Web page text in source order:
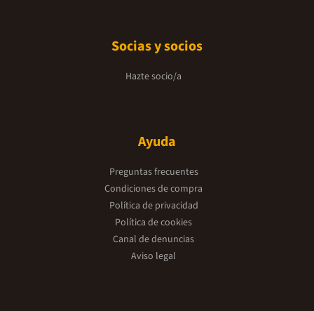
Socias y socios
Hazte socio/a
Ayuda
Preguntas frecuentes
Condiciones de compra
Política de privacidad
Política de cookies
Canal de denuncias
Aviso legal